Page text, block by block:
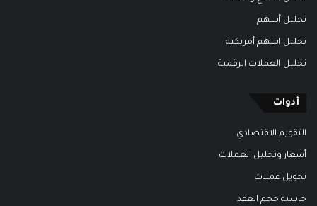
تحليل أسهم
تحليل اسهم أمريكية
تحليل العملات الرقمية
أدوات
التقويم الاقتصادي
أسعار وتحليل العملات
تحويل عملات
حاسبة حجم العقد